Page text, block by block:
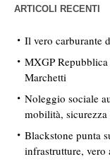
ARTICOLI RECENTI
Il vero carburante
MXGP
Marchetti
Noleggio sociale
mobilità,
Blackstone punta
infrastrutture, vero